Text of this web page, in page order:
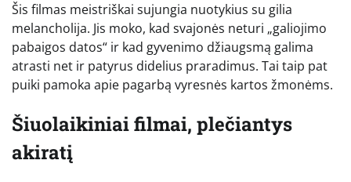
Šis filmas meistriškai sujungia nuotykius su gilia
melancholija. Jis moko, kad svajonės neturi „galiojimo
pabaigos datos“ ir kad gyvenimo džiaugsmą galima
atrasti net ir patyrus didelius praradimus. Tai taip pat
puiki pamoka apie pagarbą vyresnės kartos žmonėms.
Šiuolaikiniai filmai, plečiantys
akiratį